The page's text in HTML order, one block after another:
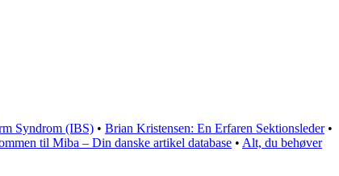
Syndrom (IBS) • Brian Kristensen: En Erfaren Sektionsleder•
til Miba – Din danske artikel database • Alt, du behøver